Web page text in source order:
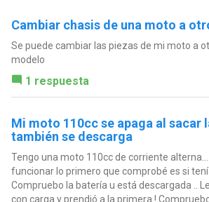
Cambiar chasis de una moto a
Se puede cambiar las piezas de mi moto a
modelo
1 respuesta
Mi moto 110cc se apaga al sacar
también se descarga
Tengo una moto 110cc de corriente
funcionar lo primero que comprobé es si
Compruebo la batería u está descargada ..
con carga y prendió a la primera !